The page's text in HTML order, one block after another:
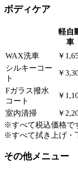
ボディケア
軽自
車
WAX洗⾞ ￥
シルキーコー
ト
￥
Fガラス撥⽔
コート
￥
室内清掃 ￥
※すべて税込価格で
※すべて拭き上げ・
その他メニュー